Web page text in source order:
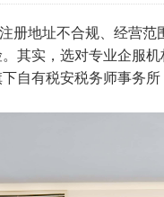
册地址不合规、经营范
其实，选对专业企服
自有税安税务师事务所